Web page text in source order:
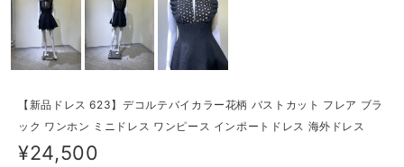
【新品ドレス 623】デコルテバイカラー花柄 バストカット フレア ブラ
ック ワンホン ミニドレス ワンピース インポートドレス 海外ドレス
¥24,500